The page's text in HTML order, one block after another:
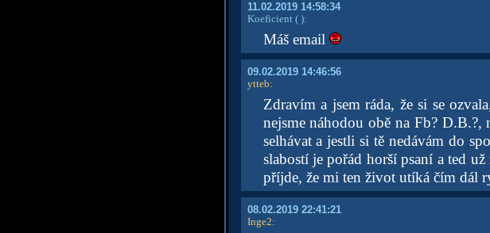
11.02.2019 14:58:34
Koeficient( ):
Máš email
09.02.2019 14:46:56
ytteb:
Zdravím a jsem ráda, že si se
nejsme náhodou obě na Fb? D.B.?,
selhávat a jestli si tě nedávám do
slabostí je pořád horší psaní a ted
příjde, že mi ten život utíká čím dál
08.02.2019 22:41:21
Inge2: